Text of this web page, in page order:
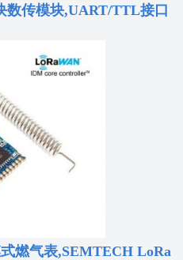
数传模块,UART/TTL接口
燃气表,SEMTECH LoRa